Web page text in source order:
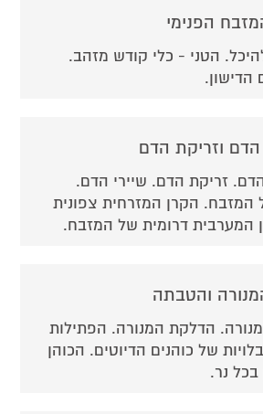
הפנימי
הטני - כלי קודש מזהב.
הדישון.
וזריקת הדם
זריקת הדם. שיירי הדם.
המזבח. הקרן המזרחית צפונית
המערבית דרומית של המזבח.
והטבתה
הדלקת המנורה. הפתילות
של כוהנים הדיוטים. הכוהן
בכל נר.